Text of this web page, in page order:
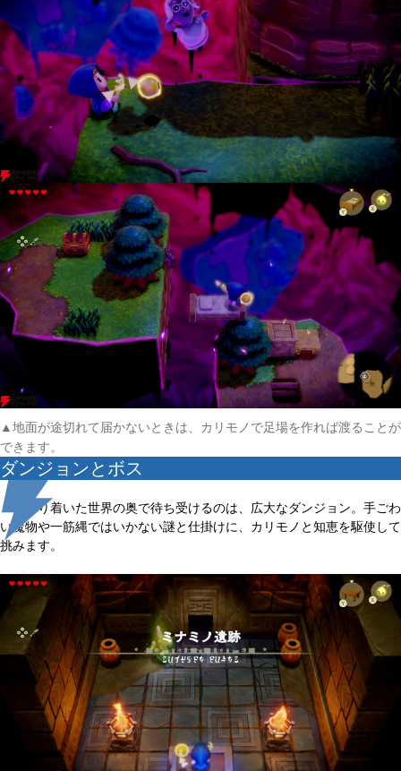
▲地面が途切れて届かないときは、カリモノで足場を作れば渡ることが
できます。
ダンジョンとボス
たどり着いた世界の奥で待ち受けるのは、広大なダンジョン。手ごわ
い魔物や一筋縄ではいかない謎と仕掛けに、カリモノと知恵を駆使して
挑みます。